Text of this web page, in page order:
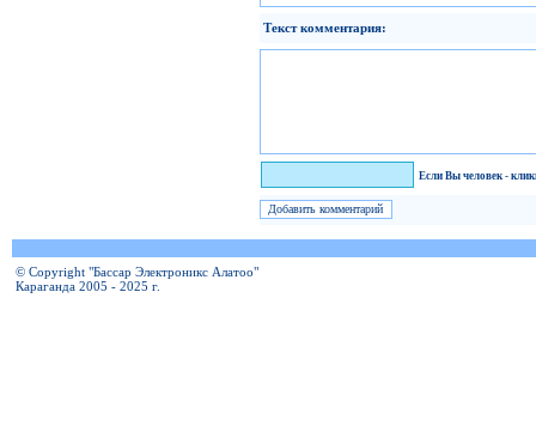
Текст комментария:
Если Вы человек -
© Copyright "Бассар Электроникс Алатоо"
Караганда 2005 - 2025 г.